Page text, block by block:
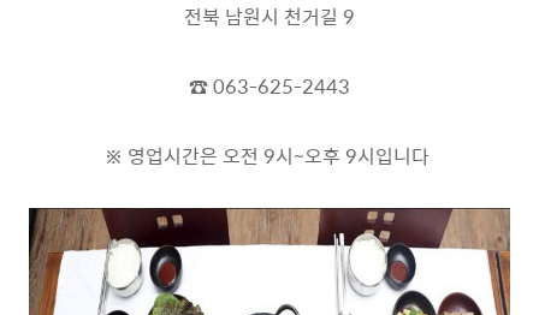
전북 남원시 천거길 9
☎ 063-625-2443
※ 영업시간은 오전 9시~오후 9시입니다